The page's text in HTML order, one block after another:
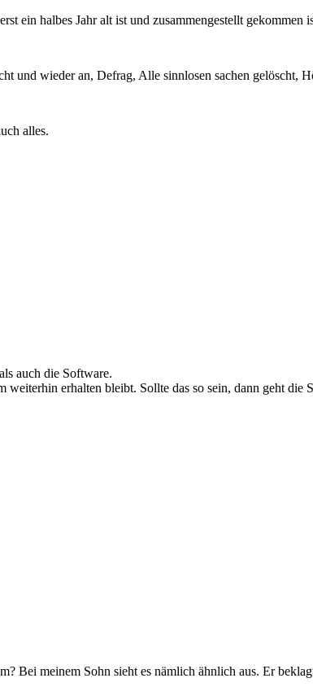
ein halbes Jahr alt ist und zusammengestellt gekommen
und wieder an, Defrag, Alle sinnlosen sachen gelöscht,
alles.
auch die Software.
weiterhin erhalten bleibt. Sollte das so sein, dann geht
Bei meinem Sohn sieht es nämlich ähnlich aus. Er